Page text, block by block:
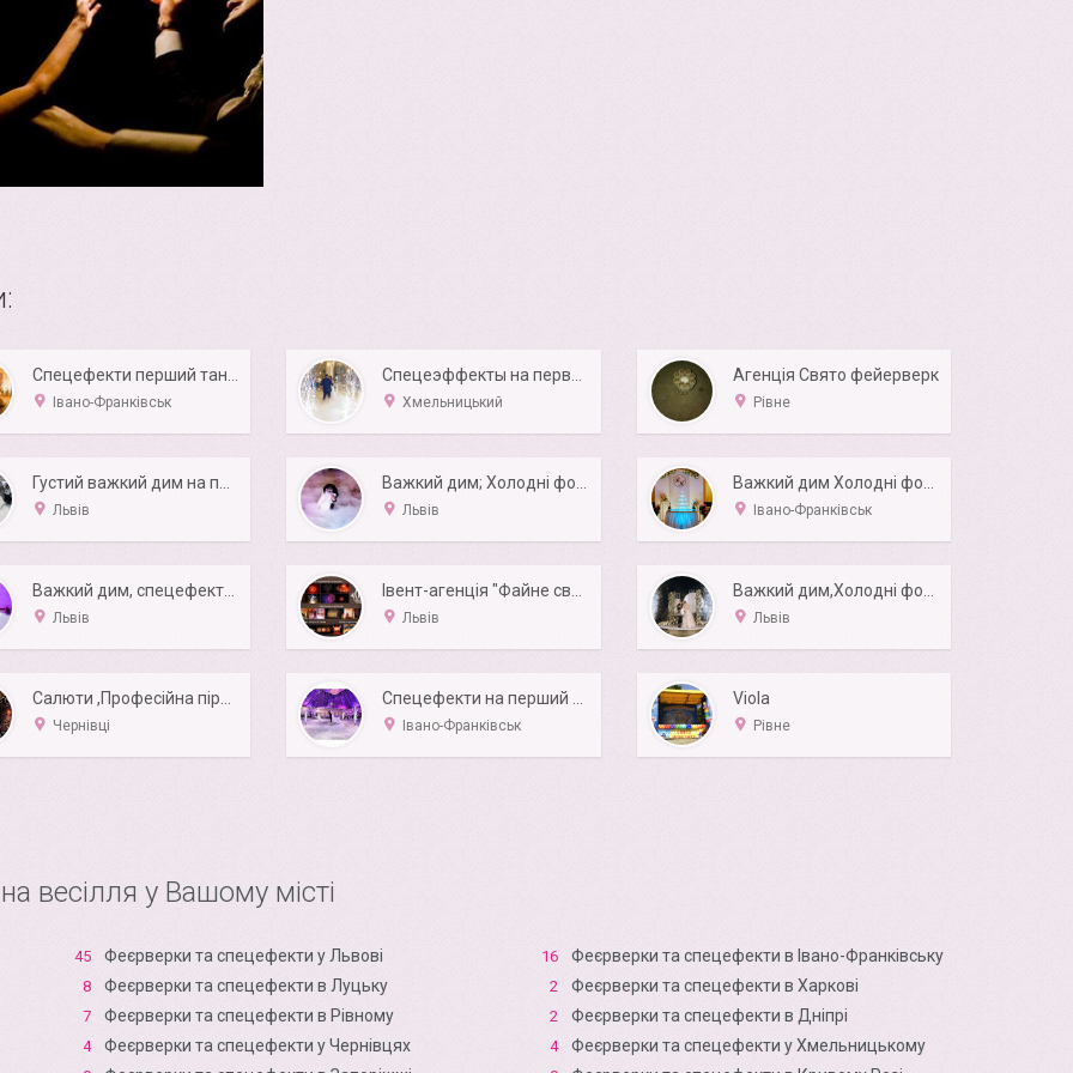
Івано-Франківськ Хмельницький
Агенція Свято фейерверк
Рівне
Львів Львів Івано-Франківськ
Важкий дим, спецефекти на перший танець
Львів Львів Львів
Чернівці Івано-Франківськ
Viola
Рівне
весілля у Вашому місті
45 Феєрверки та спецефекти у Львові 16 Феєрверки та спецефекти в Івано-Франківську
8 Феєрверки та спецефекти в Луцьку 2 Феєрверки та спецефекти в Харкові
7 Феєрверки та спецефекти в Рівному 2 Феєрверки та спецефекти в Дніпрі
4 Феєрверки та спецефекти у Чернівцях 4 Феєрверки та спецефекти у Хмельницькому